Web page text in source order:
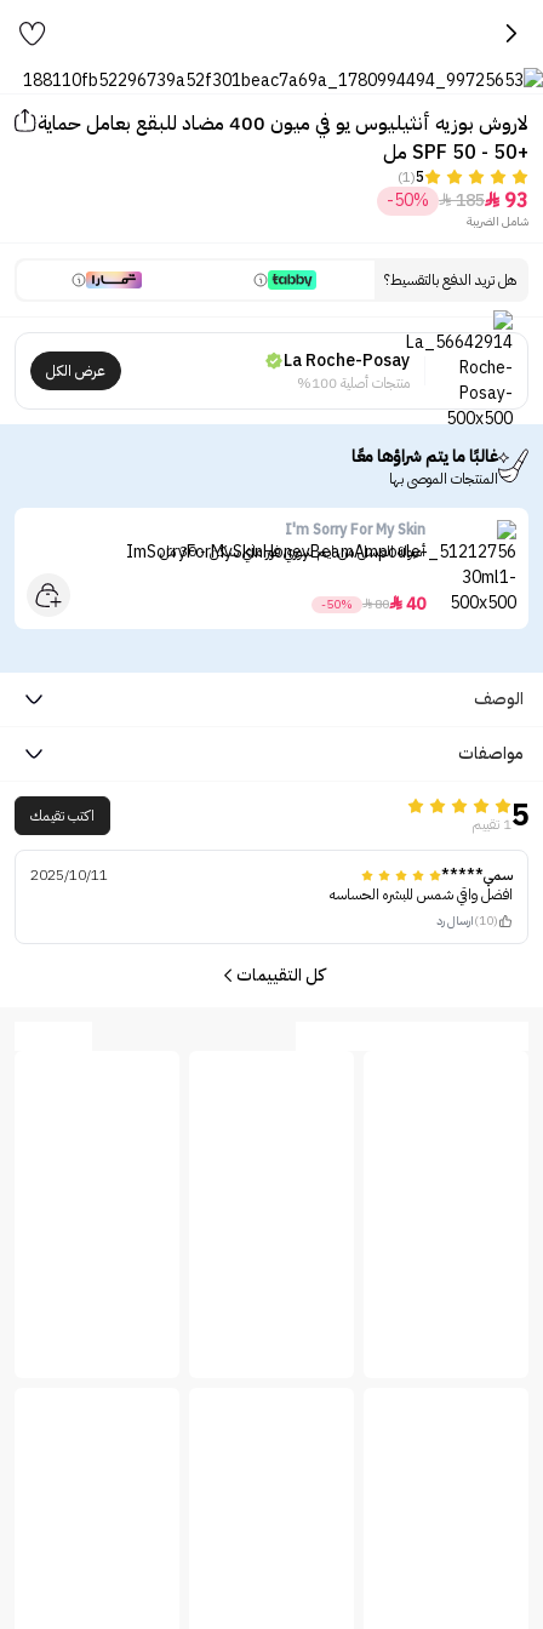
لاروش بوزيه أنثيليوس يو في ميون 400 مضاد للبقع بعامل حماية
+SPF 50 - 50 مل
5
(1)
93

185

-50%
شامل الضريبة
هل تريد الدفع بالتقسيط؟
La Roche-Posay
منتجات أصلية 100%
عرض الكل
غالبًا ما يتم شراؤها معًا
المنتجات الموصى بها
I'm Sorry For My Skin
أمبولة العسل من ايم سوري فور ماي سكن - 30 مل
40

80

-50%
الوصف
مواصفات
51 تقييم اكتب تقيمك
سمي*****
2025/10/11
افضل واقي شمس للبشره الحساسه
(10) ارسال رد
كل التقييمات